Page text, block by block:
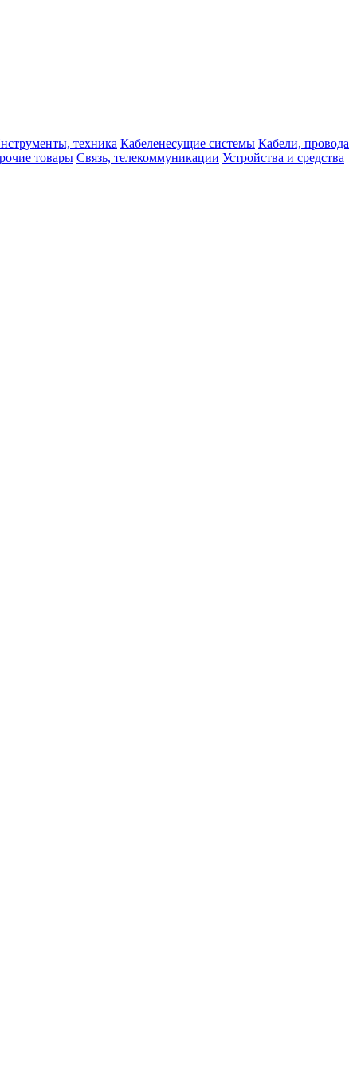
техника Кабеленесущие системы Кабели, провода
товары Связь, телекоммуникации Устройства и средства